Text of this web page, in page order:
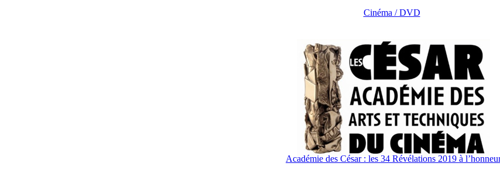
Cinéma / DVD
Académie des César : les 34 Révélations 2019 à